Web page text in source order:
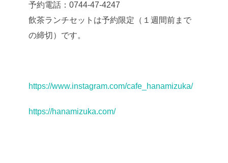
予約電話：0744-47-4247
飲茶ランチセットは予約限定（１週間前まで
の締切）です。
https://www.instagram.com/cafe_hanamizuka/
https://hanamizuka.com/